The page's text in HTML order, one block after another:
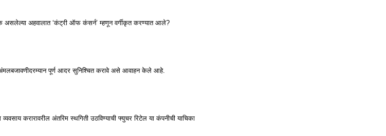
असलेल्या अहवालात ‘कंट्री ऑफ कंसर्न’ म्हणून वर्गीकृत करण्यात आले?
पूर्ण आदर सुनिश्चित करावे असे आवाहन केले आहे.
करारावरील अंतरिम स्थगिती उठविण्याची फ्युचर रिटेल या कंपनीची याचिका